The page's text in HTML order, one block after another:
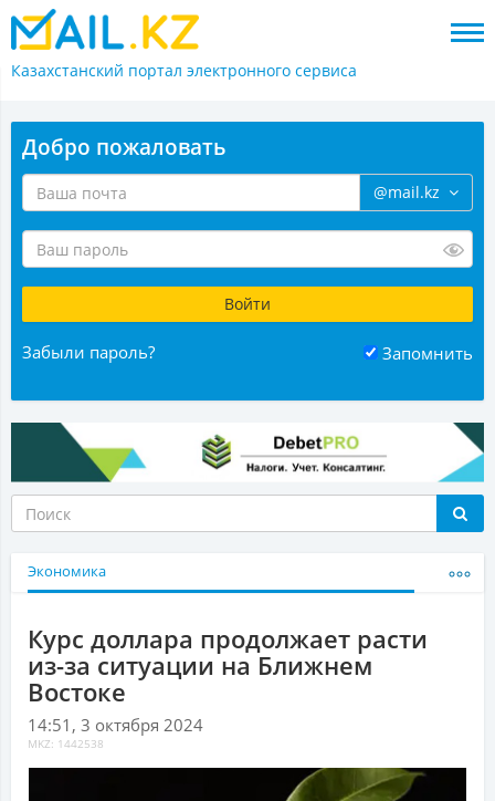
Казахстанский портал электронного сервиса
Добро пожаловать
@mail.kz
Забыли пароль? Запомнить
Экономика
Курс доллара продолжает расти
из-за ситуации на Ближнем
Востоке
14:51, 3 октября 2024
MKZ: 1442538